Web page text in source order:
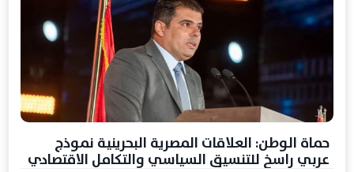
حماة الوطن: العلاقات المصرية البحرينية نموذج
عربي راسخ للتنسيق السياسي والتكامل الاقتصادي